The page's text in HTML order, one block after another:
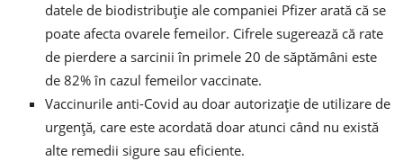
datele de biodistribuție ale companiei Pfizer arată că se
poate afecta ovarele femeilor. Cifrele sugerează că rate
de pierdere a sarcinii în primele 20 de săptămâni este
de 82% în cazul femeilor vaccinate.
Vaccinurile anti-Covid au doar autorizație de utilizare de
urgență, care este acordată doar atunci când nu există
alte remedii sigure sau eficiente.